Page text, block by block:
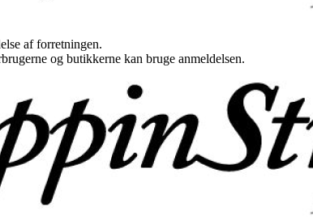
af forretningen.
og butikkerne kan bruge anmeldelsen.